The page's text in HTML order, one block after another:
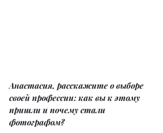
Анастасия, расскажите о выборе
своей профессии: как вы к этому
пришли и почему стали
фотографом?